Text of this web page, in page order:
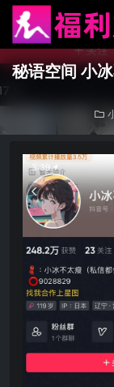
秘语空间 小